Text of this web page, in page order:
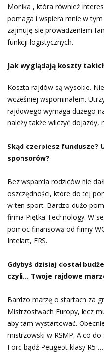
Monika , która również
pomaga i wspiera mnie w
zajmuję się prowadzeniem
funkcji logistycznych.
Jak wyglądają koszty
Koszta rajdów są wysokie.
wcześniej wspominałem.
rajdowego wymaga dużego
należy także wliczyć dojazdy,
Skąd czerpiesz fundusze?
sponsorów?
Bez wsparcia rodziców nie
oszczędności, które do tej
w ten sport. Bardzo dużo
firma Piętka Technology. W
pomoc finansową od firmy
Intelart, FRS.
Gdybyś dzisiaj dostał
czyli… Twoje rajdowe
Bardzo marzę o startach za
Mistrzostwach Europy, lecz
aby tam wystartować.
mistrzowski w RSMP. A co
Ford bądź Peugeot klasy R5